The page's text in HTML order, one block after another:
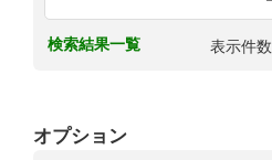
検索結果一覧 表示件数
オプション